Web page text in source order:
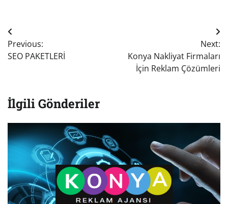
Yazı
gezinmesi
Previous:
SEO PAKETLERİ
Next:
Konya Nakliyat Firmaları
İçin Reklam Çözümleri
İlgili Gönderiler